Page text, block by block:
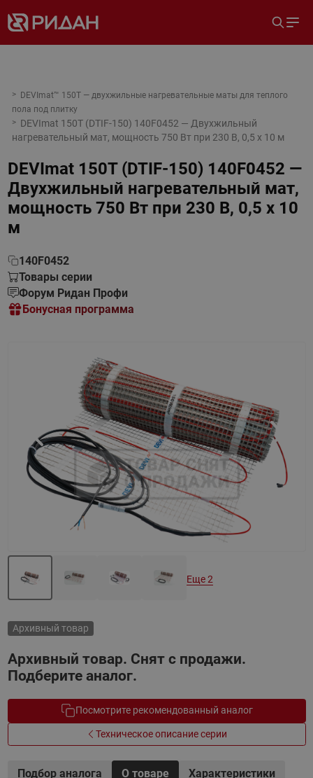
DEVImat™ 150T — двухжильные нагревательные маты для теплого
пола под плитку
DEVImat 150T (DTIF-150) 140F0452 — Двухжильный
нагревательный мат, мощность 750 Вт при 230 В, 0,5 х 10 м
DEVImat 150T (DTIF-150) 140F0452 —
Двухжильный нагревательный мат,
мощность 750 Вт при 230 В, 0,5 х 10
м
140F0452
Товары серии
Форум Ридан Профи
Бонусная программа
Архивный товар
Архивный товар. Снят с продажи.
Подберите аналог.
Посмотрите рекомендованный аналог
Техническое описание серии
Назад Вперед
Еще 2
Подбор аналога О товаре
Характеристики